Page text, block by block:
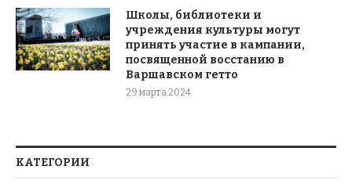
Школы, библиотеки и
учреждения культуры могут
принять участие в кампании,
посвященной восстанию в
Варшавском гетто
29 марта 2024
КАТЕГОРИИ